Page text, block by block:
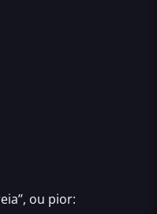
ou pior: